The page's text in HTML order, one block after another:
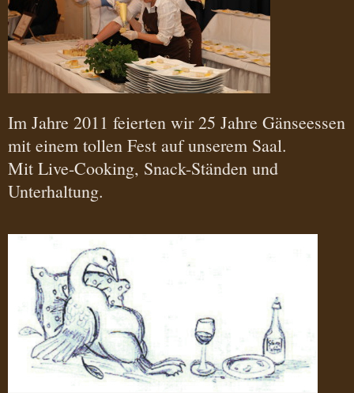
Im Jahre 2011 feierten wir 25 Jahre Gänseessen
mit einem tollen Fest auf unserem Saal.
Mit Live-Cooking, Snack-Ständen und
Unterhaltung.